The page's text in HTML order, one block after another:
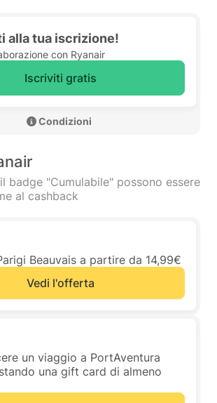
alla tua iscrizione!
con Ryanair
Iscriviti gratis
badge "Cumulabile" possono essere
al cashback
Beauvais a partire da 14,99€
Vedi l'offerta
un viaggio a PortAventura
una gift card di almeno